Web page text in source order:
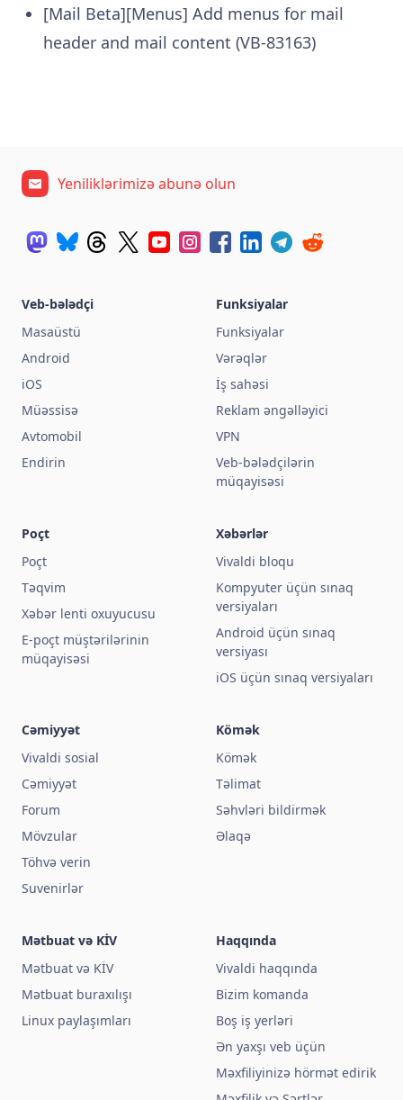
[Mail Beta][Menus] Add menus for mail
header and mail content (VB-83163)
Yeniliklərimizə abunə olun
Veb-bələdçi
Masaüstü
Android
iOS
Müəssisə
Avtomobil
Endirin
Funksiyalar
Funksiyalar
Vərəqlər
İş sahəsi
Reklam əngəlləyici
VPN
Veb-bələdçilərin
müqayisəsi
Poçt
Poçt
Təqvim
Xəbər lenti oxuyucusu
E-poçt müştərilərinin
müqayisəsi
Xəbərlər
Vivaldi bloqu
Kompyuter üçün sınaq
versiyaları
Android üçün sınaq
versiyası
iOS üçün sınaq versiyaları
Cəmiyyət
Vivaldi sosial
Cəmiyyət
Forum
Mövzular
Töhvə verin
Suvenirlər
Kömək
Kömək
Təlimat
Səhvləri bildirmək
Əlaqə
Mətbuat və KİV
Mətbuat və KİV
Mətbuat buraxılışı
Linux paylaşımları
Haqqında
Vivaldi haqqında
Bizim komanda
Boş iş yerləri
Ən yaxşı veb üçün
Məxfiliyinizə hörmət edirik